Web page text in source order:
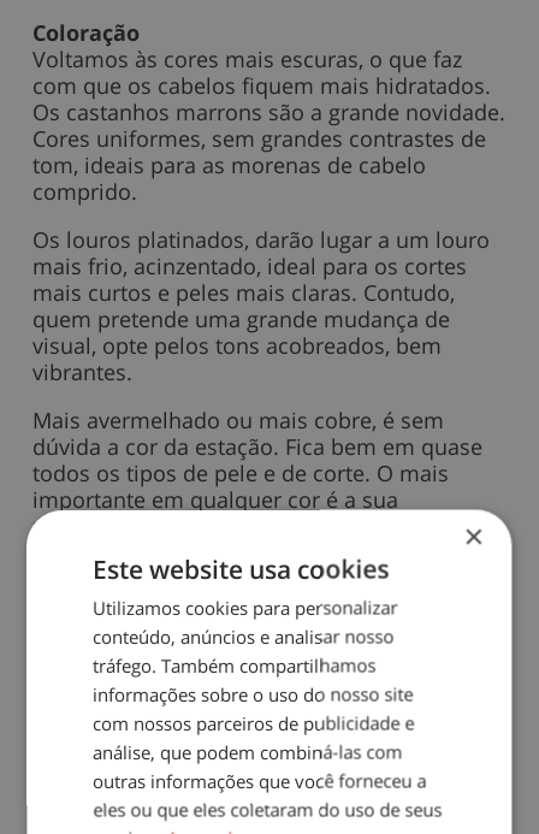
Coloração
Voltamos às cores mais escuras, o que faz
com que os cabelos fiquem mais hidratados.
Os castanhos marrons são a grande novidade.
Cores uniformes, sem grandes contrastes de
tom, ideais para as morenas de cabelo
comprido.
Os louros platinados, darão lugar a um louro
mais frio, acinzentado, ideal para os cortes
mais curtos e peles mais claras. Contudo,
quem pretende uma grande mudança de
visual, opte pelos tons acobreados, bem
vibrantes.
Mais avermelhado ou mais cobre, é sem
dúvida a cor da estação. Fica bem em quase
todos os tipos de pele e de corte. O mais
importante em qualquer cor é a sua
manutenção.
Seja qual for o tipo de cor escolhida, deve ser
sempre bem brilhante.
Fonte: Sapo
Compartilhe este blog
×
Este website usa cookies
Utilizamos cookies para personalizar
conteúdo, anúncios e analisar nosso
tráfego. Também compartilhamos
informações sobre o uso do nosso site
com nossos parceiros de publicidade e
análise, que podem combiná-las com
outras informações que você forneceu a
eles ou que eles coletaram do uso de seus